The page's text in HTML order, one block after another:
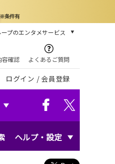
プのエンタメサービス
ゲーム/CD/DVD
天ブックス
書籍
Kobo
配信
容確認 よくあるご質問
ログイン / 会員登録
ヘルプ・設定